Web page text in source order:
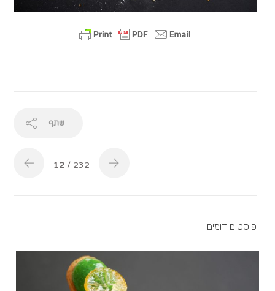
שתף
12 / 232
פוסטים דומים